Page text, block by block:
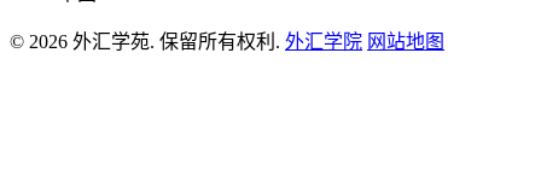
© 2026 外汇学苑. 保留所有权利. 外汇学院 网站地图